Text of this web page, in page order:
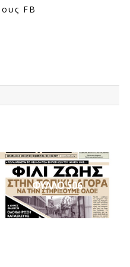
FB
ΦΥΛΛΟ 506